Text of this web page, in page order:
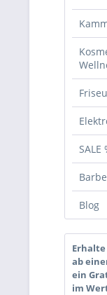
SALE
Blog
ab
ein
im